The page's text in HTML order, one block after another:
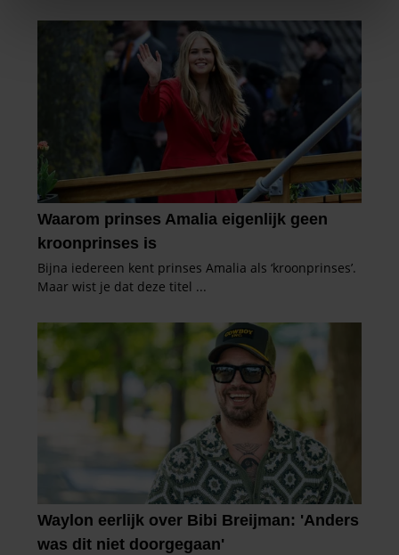
We gebruiken cookies om content en advertenties te
personaliseren, om functies voor social media te bieden
en om ons websiteverkeer te analyseren. Ook delen we
informatie over uw gebruik van onze site met onze
partners voor social media, adverteren en analyse. Deze
partners kunnen deze gegevens combineren met andere
informatie die u aan ze heeft verstrekt of die ze hebben
verzameld op basis van uw gebruik van hun services. U
gaat akkoord met onze cookies als u onze website blijft
gebruiken.